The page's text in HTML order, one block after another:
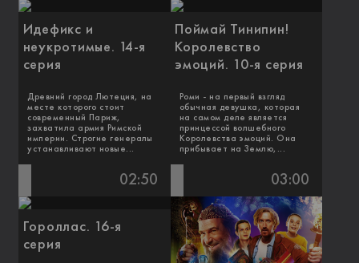
Идефикс и
неукротимые. 14-я
серия
Древний город Лютеция, на
месте которого стоит
современный Париж,
захватила армия Римской
империи. Строгие генералы
устанавливают новые...
Поймай Тинипин!
Королевство
эмоций. 10-я серия
Роми - на первый взгляд
обычная девушка, которая
на самом деле является
принцессой волшебного
Королевства эмоций. Она
прибывает на Землю,...
02:50
Гороллас. 16-я
серия
03:00